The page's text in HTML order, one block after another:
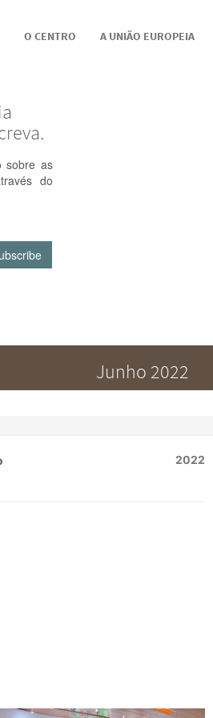
O CENTRO A UNIÃO EUROPEIA
sobre as
do
Junho 2022
2022